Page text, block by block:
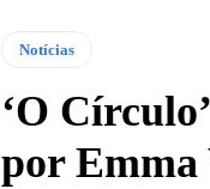
Notícias
‘O
por Emma